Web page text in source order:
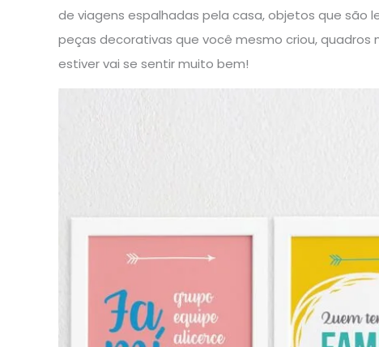
de viagens espalhadas pela casa, objetos que são
peças decorativas que você mesmo criou, quadros
estiver vai se sentir muito bem!